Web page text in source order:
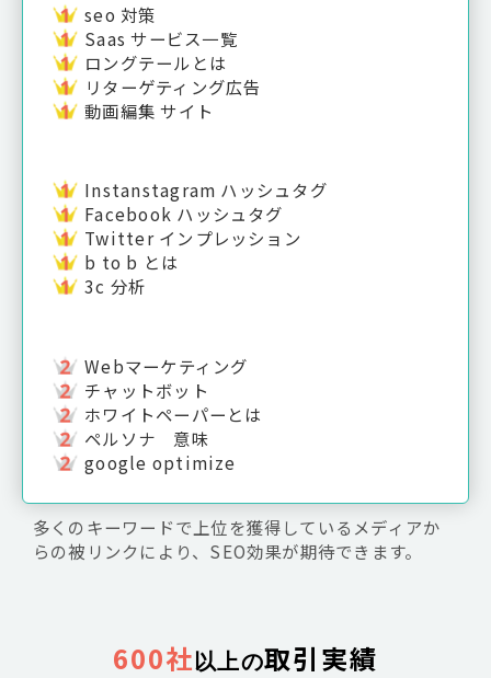
seo 対策
Saas サービス一覧
ロングテールとは
リターゲティング広告
動画編集 サイト
Instanstagram ハッシュタグ
Facebook ハッシュタグ
Twitter インプレッション
b to b とは
3c 分析
Webマーケティング
チャットボット
ホワイトペーパーとは
ペルソナ 意味
google optimize
多くのキーワードで上位を獲得しているメディアか
らの被リンクにより、SEO効果が期待できます。
600社 以上の取引実績